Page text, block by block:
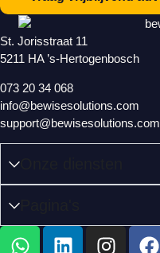
St. Jorisstraat 11
5211 HA ’s-Hertogenbosch
073 20 34 068
info@bewisesolutions.com
support@bewisesolutions.com